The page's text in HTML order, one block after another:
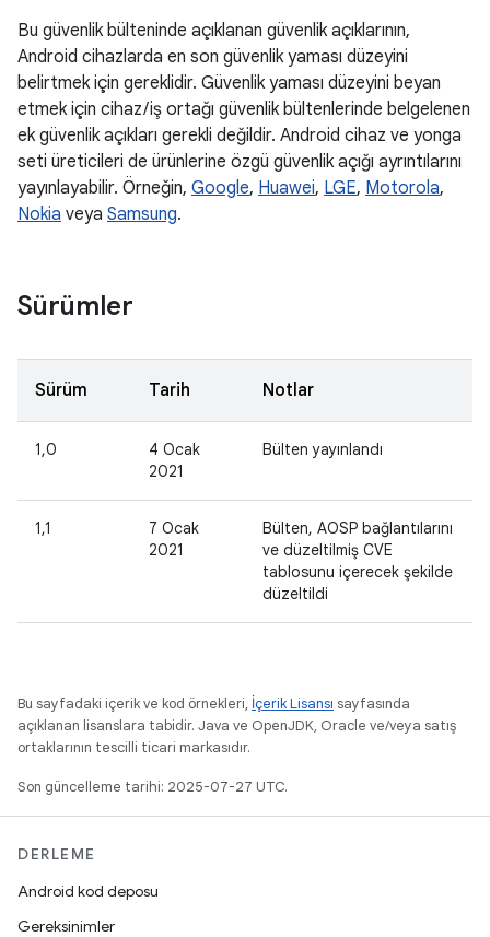
Bu güvenlik bülteninde açıklanan güvenlik açıklarının,
Android cihazlarda en son güvenlik yaması düzeyini
belirtmek için gereklidir. Güvenlik yaması düzeyini beyan
etmek için cihaz / iş ortağı güvenlik bültenlerinde belgelenen
ek güvenlik açıkları gerekli değildir. Android cihaz ve yonga
seti üreticileri de ürünlerine özgü güvenlik açığı ayrıntılarını
yayınlayabilir. Örneğin, Google, Huawei, LGE, Motorola,
Nokia veya Samsung.
Sürümler
Sürüm Tarih Notlar
1,0
4 Ocak
2021
Bülten yayınlandı
1,1
7 Ocak
2021
Bülten, AOSP bağlantılarını
ve düzeltilmiş CVE
tablosunu içerecek şekilde
düzeltildi
Bu sayfadaki içerik ve kod örnekleri, İçerik Lisansı sayfasında
açıklanan lisanslara tabidir. Java ve OpenJDK, Oracle ve/veya satış
ortaklarının tescilli ticari markasıdır.
Son güncelleme tarihi: 2025-07-27 UTC.
DERLEME
Android kod deposu
Gereksinimler